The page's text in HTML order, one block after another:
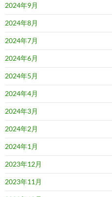
2024年9月
2024年8月
2024年7月
2024年6月
2024年5月
2024年4月
2024年3月
2024年2月
2024年1月
2023年12月
2023年11月